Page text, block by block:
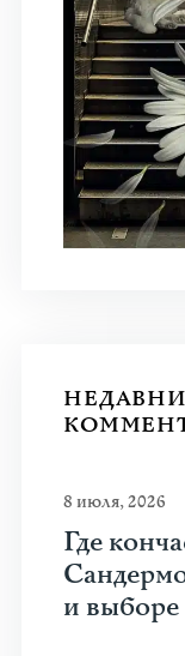
Что привлекает
спорта, кино и
8 июля, 2026
Где
и выборе